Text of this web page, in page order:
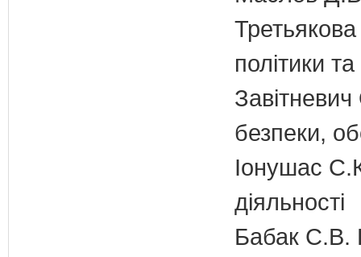
політики
безпеки,
Іонушас
діяльності
Бабак С.В.